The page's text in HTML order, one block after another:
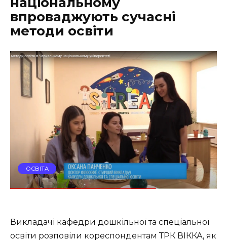
впроваджують сучасні
методи освіти
ОСВІТА
Викладачі кафедри дошкільної та спеціальної
освіти розповіли кореспондентам ТРК ВІККА, як